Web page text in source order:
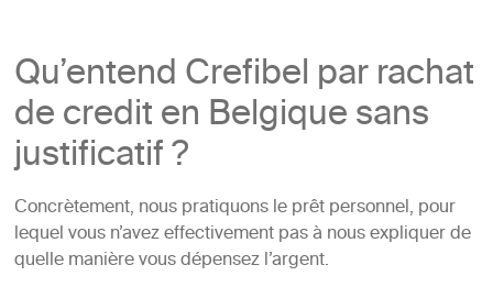
Qu’entend Crefibel par rachat
de credit en Belgique sans
justificatif ?
Concrètement, nous pratiquons le prêt personnel, pour
lequel vous n’avez effectivement pas à nous expliquer de
quelle manière vous dépensez l’argent.